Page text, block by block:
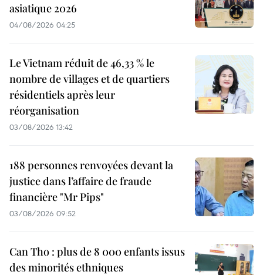
asiatique 2026
04/08/2026 04:25
Le Vietnam réduit de 46,33 % le
nombre de villages et de quartiers
résidentiels après leur
réorganisation
03/08/2026 13:42
188 personnes renvoyées devant la
justice dans l’affaire de fraude
financière "Mr Pips"
03/08/2026 09:52
Can Tho : plus de 8 000 enfants issus
des minorités ethniques